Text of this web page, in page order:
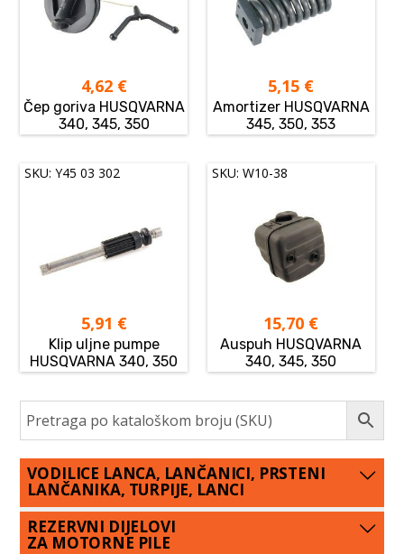
4,62 €
Čep goriva HUSQVARNA
340, 345, 350
5,15 €
Amortizer HUSQVARNA
345, 350, 353
SKU: Y45 03 302
5,91 €
Klip uljne pumpe
HUSQVARNA 340, 350
SKU: W10-38
15,70 €
Auspuh HUSQVARNA
340, 345, 350
VODILICE LANCA, LANČANICI, PRSTENI
LANČANIKA, TURPIJE, LANCI
REZERVNI DIJELOVI
ZA MOTORNE PILE